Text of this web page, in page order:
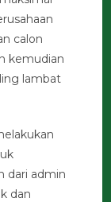
calon
kemudian
lambat
dari admin
dan